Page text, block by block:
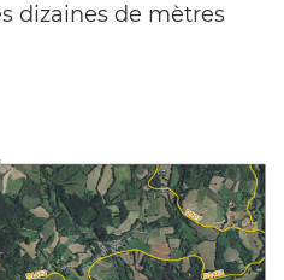
dizaines de mètres